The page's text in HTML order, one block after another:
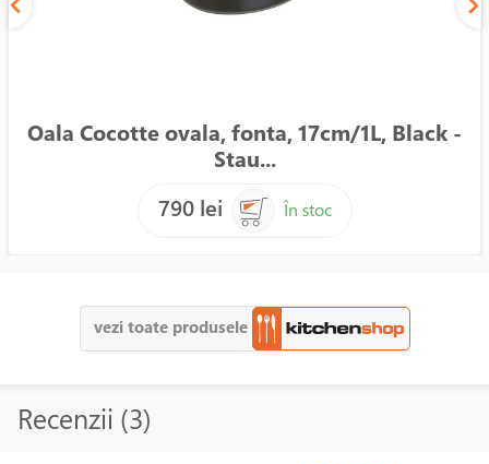
Oala Cocotte ovala, fonta, 17cm/1L, Black -
Stau...
790 lei
În stoc
vezi toate produsele
Recenzii (3)